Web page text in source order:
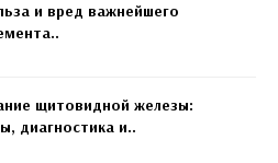
и вред важнейшего
щитовидной железы:
диагностика и..